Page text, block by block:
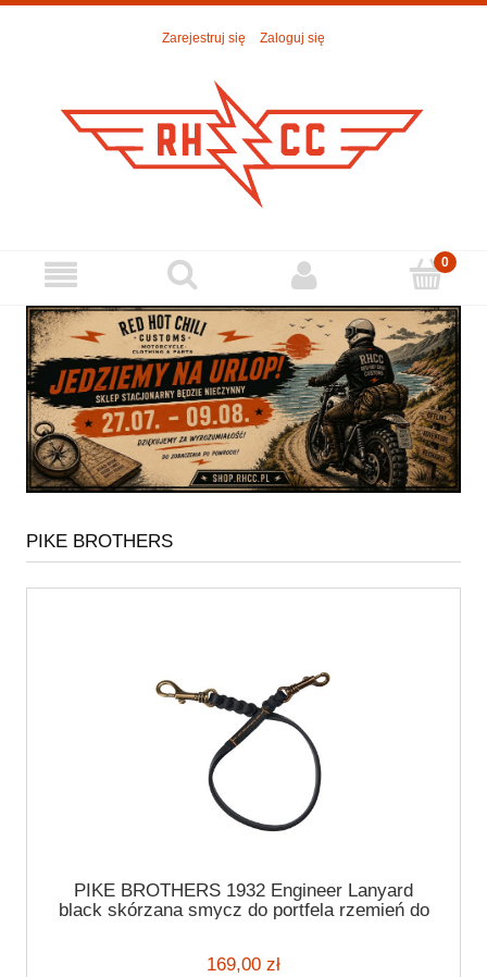
Zarejestruj się Zaloguj się
PIKE BROTHERS
PIKE BROTHERS 1932 Engineer Lanyard
black skórzana smycz do portfela rzemień do
169,00 zł